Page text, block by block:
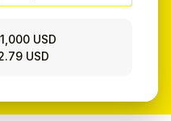
1,000 USD
USD